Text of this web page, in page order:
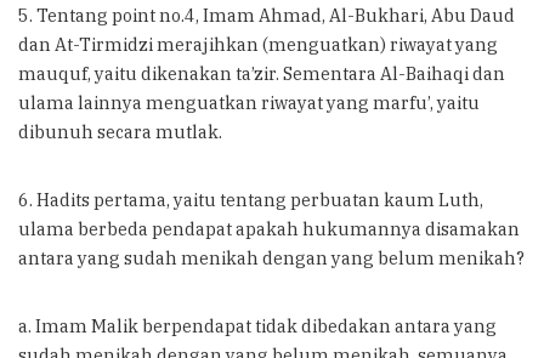
5. Tentang point no.4, Imam Ahmad, Al-Bukhari, Abu Daud
dan At-Tirmidzi merajihkan (menguatkan) riwayat yang
mauquf, yaitu dikenakan ta’zir. Sementara Al-Baihaqi dan
ulama lainnya menguatkan riwayat yang marfu’, yaitu
dibunuh secara mutlak.
6. Hadits pertama, yaitu tentang perbuatan kaum Luth,
ulama berbeda pendapat apakah hukumannya disamakan
antara yang sudah menikah dengan yang belum menikah?
a. Imam Malik berpendapat tidak dibedakan antara yang